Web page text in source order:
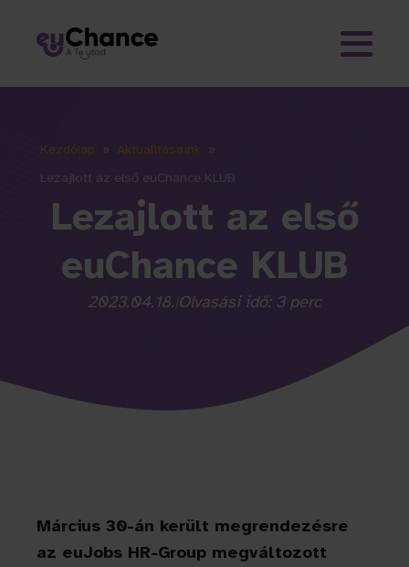
Kezdőlap » Aktualitásaink »
Lezajlott az első euChance KLUB
Lezajlott az első
euChance KLUB
2023.04.18. Olvasási idő: 3 perc
Március 30-án került megrendezésre
az euJobs HR-Group megváltozott